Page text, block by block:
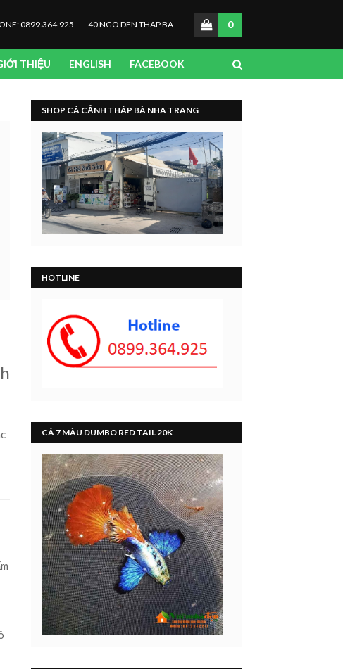
0899.364.925 40 NGO DEN THAP BA 0
THIỆU ENGLISH FACEBOOK
SHOP CÁ CẢNH THÁP BÀ NHA TRANG
HOTLINE
CÁ 7 MÀU DUMBO RED TAIL 20K